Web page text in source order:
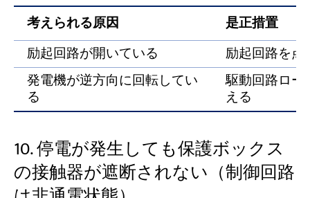
考えられる原因
是正措置
励起回路が開いている
励起回路を点
発電機が逆方向に回転してい
る
駆動回路ロー
える
10. 停電が発生しても保護ボックス
の接触器が遮断されない（制御回路